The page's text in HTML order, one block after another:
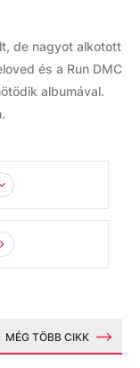
de nagyot alkotott
és a Run DMC
albumával.
MÉG TÖBB CIKK